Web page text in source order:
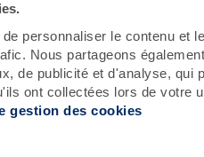
personnaliser le contenu et
Nous partageons
de publicité et d'analyse,
ont collectées lors de votre
gestion des cookies
et à la salle de cardio-
de vos proches. Profitez
sont les maîtres mots.
sans culpabiliser, échangez
en toute sérénité.
dans un cadre